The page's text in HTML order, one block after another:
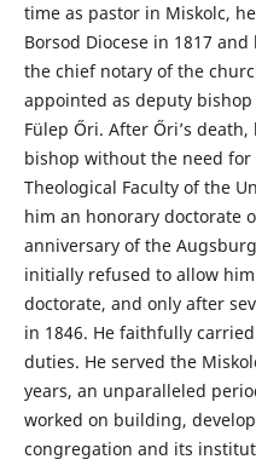
time as pastor in Miskolc,
Borsod Diocese in 1817
the chief notary of the
appointed as deputy
Fülep Őri. After Őri’s
bishop without the need
Theological Faculty of the
him an honorary doctorate
anniversary of the
initially refused to allow
doctorate, and only after
in 1846. He faithfully
duties. He served the
years, an unparalleled
worked on building,
congregation and its